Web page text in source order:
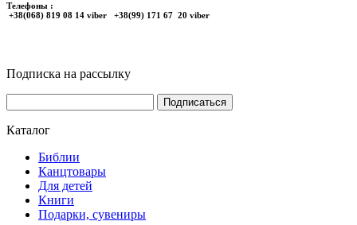
Телефоны :
+38(068) 819 08 14 viber +38(99) 171 67 20 viber
Подписка на рассылку
Каталог
Библии
Канцтовары
Для детей
Книги
Подарки, сувениры